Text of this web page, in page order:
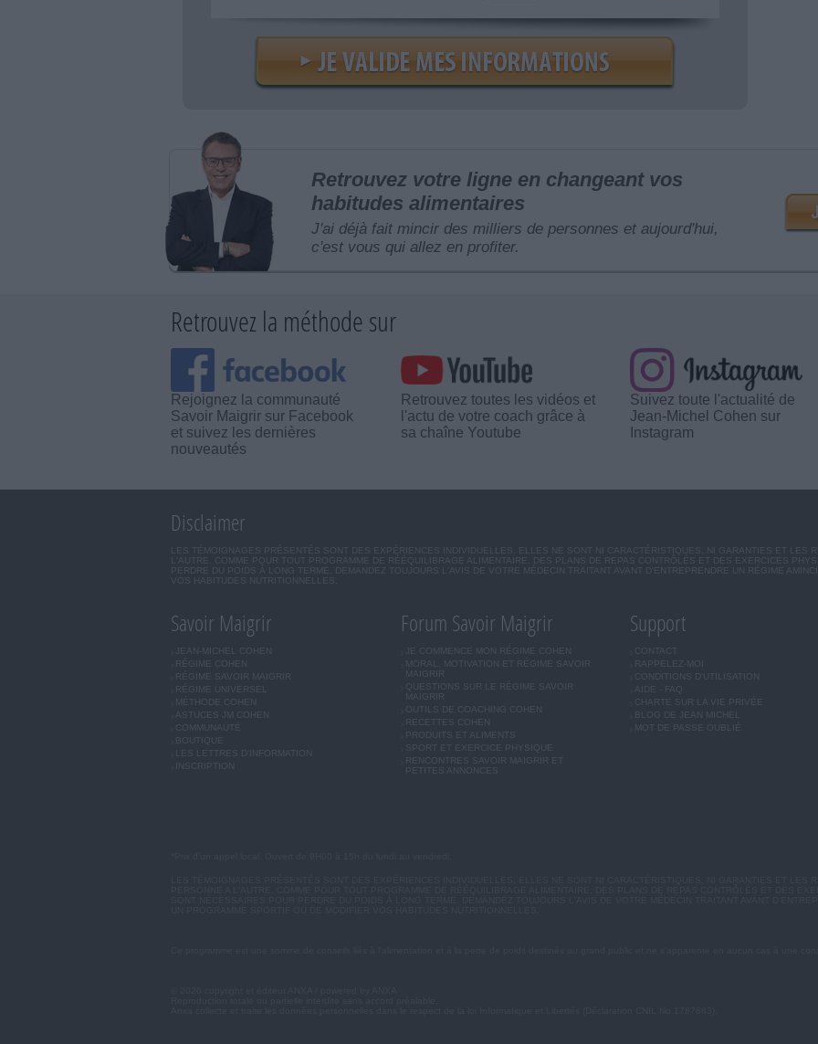
Retrouvez votre ligne en changeant vos
habitudes alimentaires
J'ai déjà fait mincir des milliers de personnes et aujourd'hui,
c'est vous qui allez en profiter.
Retrouvez la méthode sur
Rejoignez la communauté
Savoir Maigrir sur Facebook
et suivez les dernières
nouveautés
Retrouvez toutes les vidéos et
l'actu de votre coach grâce à
sa chaîne Youtube
Suivez toute l'actualité de
Jean-Michel Cohen sur
Instagram
Disclaimer
LES TÉMOIGNAGES PRÉSENTÉS SONT DES EXPÉRIENCES INDIVIDUELLES. ELLES NE SONT NI CARACTÉRISTIQUES, NI GARANTIES ET LES
L'AUTRE. COMME POUR TOUT PROGRAMME DE RÉÉQUILIBRAGE ALIMENTAIRE, DES PLANS DE REPAS CONTRÔLÉS ET DES EXERCICES
PERDRE DU POIDS À LONG TERME. DEMANDEZ TOUJOURS L'AVIS DE VOTRE MÉDECIN TRAITANT AVANT D'ENTREPRENDRE UN RÉGIME
VOS HABITUDES NUTRITIONNELLES.
Savoir Maigrir
JEAN-MICHEL COHEN
RÉGIME COHEN
RÉGIME SAVOIR MAIGRIR
RÉGIME UNIVERSEL
MÉTHODE COHEN
ASTUCES JM COHEN
COMMUNAUTÉ
BOUTIQUE
LES LETTRES D'INFORMATION
INSCRIPTION
Forum Savoir Maigrir
JE COMMENCE MON RÉGIME COHEN
MORAL, MOTIVATION ET RÉGIME SAVOIR
MAIGRIR
QUESTIONS SUR LE RÉGIME SAVOIR
MAIGRIR
OUTILS DE COACHING COHEN
RECETTES COHEN
PRODUITS ET ALIMENTS
SPORT ET EXERCICE PHYSIQUE
RENCONTRES SAVOIR MAIGRIR ET
PETITES ANNONCES
Support
CONTACT
RAPPELEZ-MOI
CONDITIONS D'UTILISATION
AIDE - FAQ
CHARTE SUR LA VIE PRIVÉE
BLOG DE JEAN MICHEL
MOT DE PASSE OUBLIÉ